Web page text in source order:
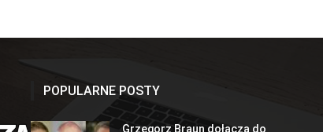
POPULARNE POSTY
Grzegorz Braun dołącza do